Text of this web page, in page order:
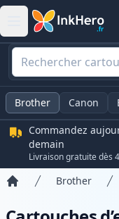
Brother Canon
Commandez
demain
Livraison gratuite dès
Brother